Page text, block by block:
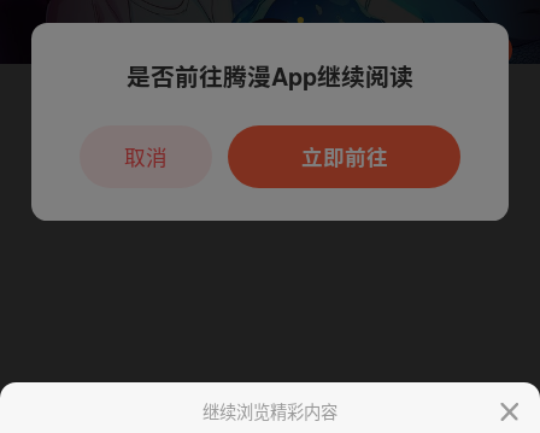
腾漫App免费看
继续浏览精彩内容
本章节仅支持App阅读，可打开App新用
户7天免费看
是否前往腾漫App继续阅读
立即前往
取消